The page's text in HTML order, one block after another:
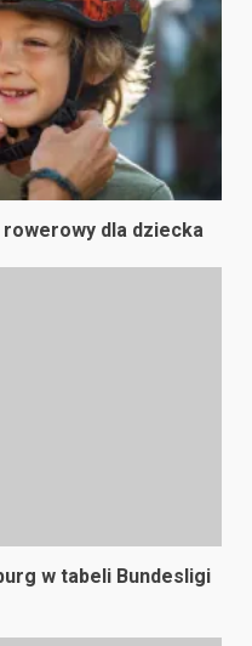
dla dziecka
w tabeli Bundesligi